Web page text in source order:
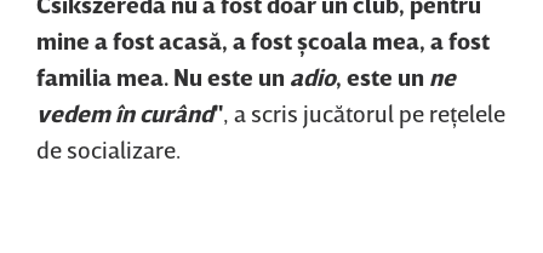
mine a fost acasă, a fost şcoala mea, a fost
familia mea. Nu este un adio, este un ne
vedem în curând" , a scris jucătorul pe reţelele
de socializare.